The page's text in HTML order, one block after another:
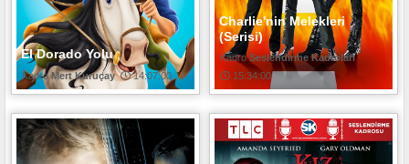
El Dorado Yolu
Mert Kuruçay 14:07:00
Charlie'nin Melekleri
(Serisi)
Seslendirme Kadroları
15:34:00